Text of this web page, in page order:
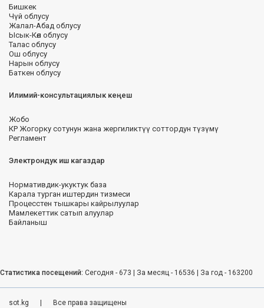
Бишкек
Чүй облусу
Жалал-Абад облусу
Ысык-Көл облусу
Талас облусу
Ош облусу
Нарын облусу
Баткен облусу
Илимий-консультациялык кеңеш
Жобо
КР Жогорку сотунун жана жергиликтүү соттордун түзүмү
Регламент
Электрондук иш кагаздар
Нормативдик-укуктук база
Карала турган иштердин тизмеси
Процесстен тышкары кайрылуулар
Мамлекеттик сатып алуулар
Байланыш
Статистика посещений: Сегодня - 673 | За месяц - 16536 | За год - 163200
sot.kg Все права защищены